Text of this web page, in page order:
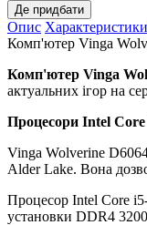
Де придбати
Опис Характеристики
Комп'ютер Vinga
Комп'ютер Vinga
актуальних ігор на
Процесори Intel Core
Vinga Wolverine
Alder Lake. Вона
Процесор Intel Core
установки DDR4